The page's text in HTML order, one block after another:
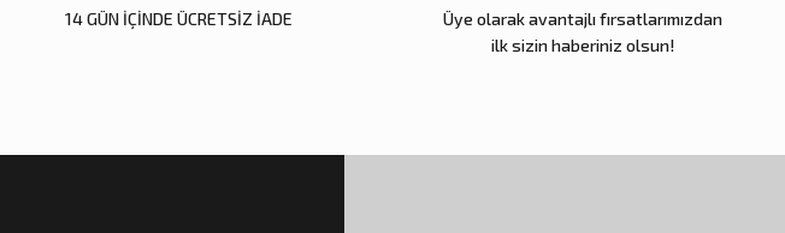
14 GÜN İÇİNDE ÜCRETSİZ İADE
Üye olarak avantajlı fırsatlarımızdan
ilk sizin haberiniz olsun!